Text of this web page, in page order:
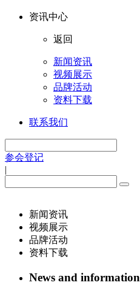
资讯中心
返回
新闻资讯
视频展示
品牌活动
资料下载
联系我们
参会登记
|
新闻资讯
视频展示
品牌活动
资料下载
News and information